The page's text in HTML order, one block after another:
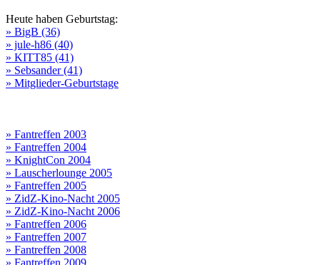
Heute haben Geburtstag:
» BigB (36)
» jule-h86 (40)
» KITT85 (41)
» Sebsander (41)
» Mitglieder-Geburtstage
» Fantreffen 2003
» Fantreffen 2004
» KnightCon 2004
» Lauscherlounge 2005
» Fantreffen 2005
» ZidZ-Kino-Nacht 2005
» ZidZ-Kino-Nacht 2006
» Fantreffen 2006
» Fantreffen 2007
» Fantreffen 2008
» Fantreffen 2009